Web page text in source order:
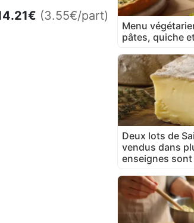
€ (3.55€/part)
Menu
pâtes, quiche
Deux lots de
vendus dans
enseignes sont